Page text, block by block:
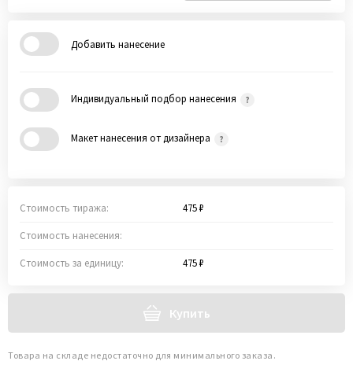
Добавить нанесение
Индивидуальный подбор нанесения
Макет нанесения от дизайнера
Стоимость тиража: 475 ₽
Стоимость нанесения:
Стоимость за единицу: 475 ₽
Купить
Товара на складе недостаточно для минимального заказа.